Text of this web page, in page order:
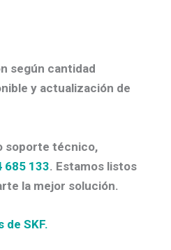
según cantidad
y actualización de
soporte técnico,
685 133. Estamos listos
la mejor solución.
SKF.